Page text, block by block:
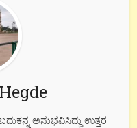
ಅನುಭವಿಸಿದ್ದು ಉತ್ತರ